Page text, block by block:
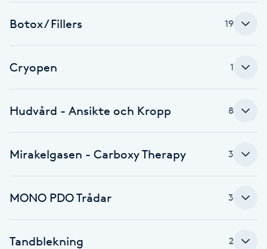
Enzympeeling
Extensions
F
Face framing
Fet hårbotten
Botox / Fillers 19
Cryopen 1
Hudvård - Ansikte och Kropp 8
Mirakelgasen - Carboxy Therapy 3
MONO PDO Trådar 3
Tandblekning 2